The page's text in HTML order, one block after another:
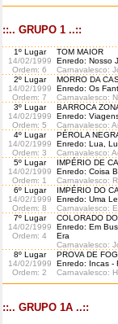
::.. GRUPO 1 ..::
1º Lugar
14/02/1999
Ordem: 6
TOM MAIOR
Enredo: Nosso
Carnavalesco:
2º Lugar
14/02/1999
Ordem: 7
MORRO DA
Enredo: Os
Carnavalesco:
3º Lugar
14/02/1999
Ordem: 5
BARROCA
Enredo:
Carnavalesco:
4º Lugar
14/02/1999
Ordem: 3
PÉROLA
Enredo: Lua,
Carnavalesco:
5º Lugar
14/02/1999
Ordem: 1
IMPÉRIO DE
Enredo: Coisa
Carnavalesco:
6º Lugar
14/02/1999
Ordem: 8
IMPÉRIO DO
Enredo: Uma
Carnavalesco:
7º Lugar
14/02/1999
Ordem: 4
COLORADO
Enredo: Em
Era
Carnavalesco:
8º Lugar
14/02/1999
Ordem: 2
PROVA DE
Enredo: Incas -
Carnavalesco:
::.. GRUPO 1A ..::